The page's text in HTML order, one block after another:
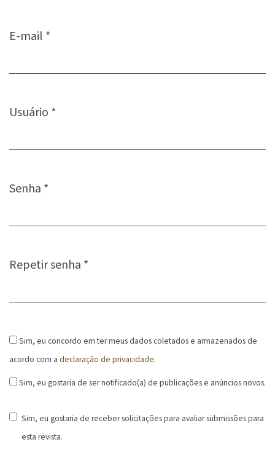
E-mail *
Usuário *
Senha *
Repetir senha *
acordo com a declaração de privacidade.
Sim, eu gostaria de ser notificado(a) de publicações e anúncios novos.
Sim, eu gostaria de receber solicitações para avaliar submissões para
esta revista.